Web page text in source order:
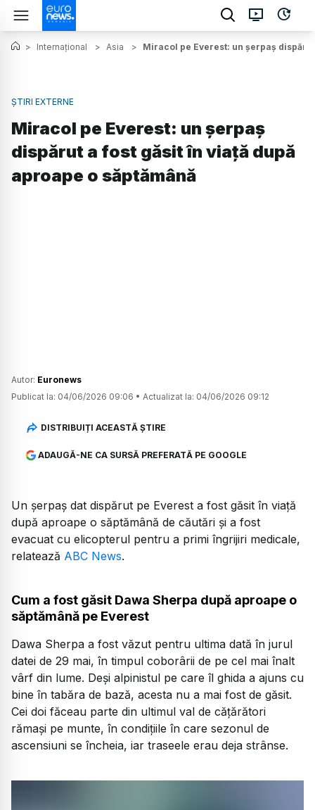
> Internațional > Asia > Miracol pe Everest: un șerpaș
ȘTIRI EXTERNE
Miracol pe Everest: un șerpaș
dispărut a fost găsit în viață după
aproape o săptămână
Autor: Euronews
Publicat la: 04/06/2026 09:06 • Actualizat la: 04/06/2026 09:12
DISTRIBUIȚI ACEASTĂ ȘTIRE
ADAUGĂ-NE CA SURSĂ PREFERATĂ PE GOOGLE
Un șerpaș dat dispărut pe Everest a fost găsit în viață
după aproape o săptămână de căutări și a fost
evacuat cu elicopterul pentru a primi îngrijiri medicale,
relatează ABC News.
Cum a fost găsit Dawa Sherpa după aproape o
săptămână pe Everest
Dawa Sherpa a fost văzut pentru ultima dată în jurul
datei de 29 mai, în timpul coborârii de pe cel mai înalt
vârf din lume. Deși alpinistul pe care îl ghida a ajuns cu
bine în tabăra de bază, acesta nu a mai fost de găsit.
Cei doi făceau parte din ultimul val de cățărători
rămași pe munte, în condițiile în care sezonul de
ascensiuni se încheia, iar traseele erau deja strânse.